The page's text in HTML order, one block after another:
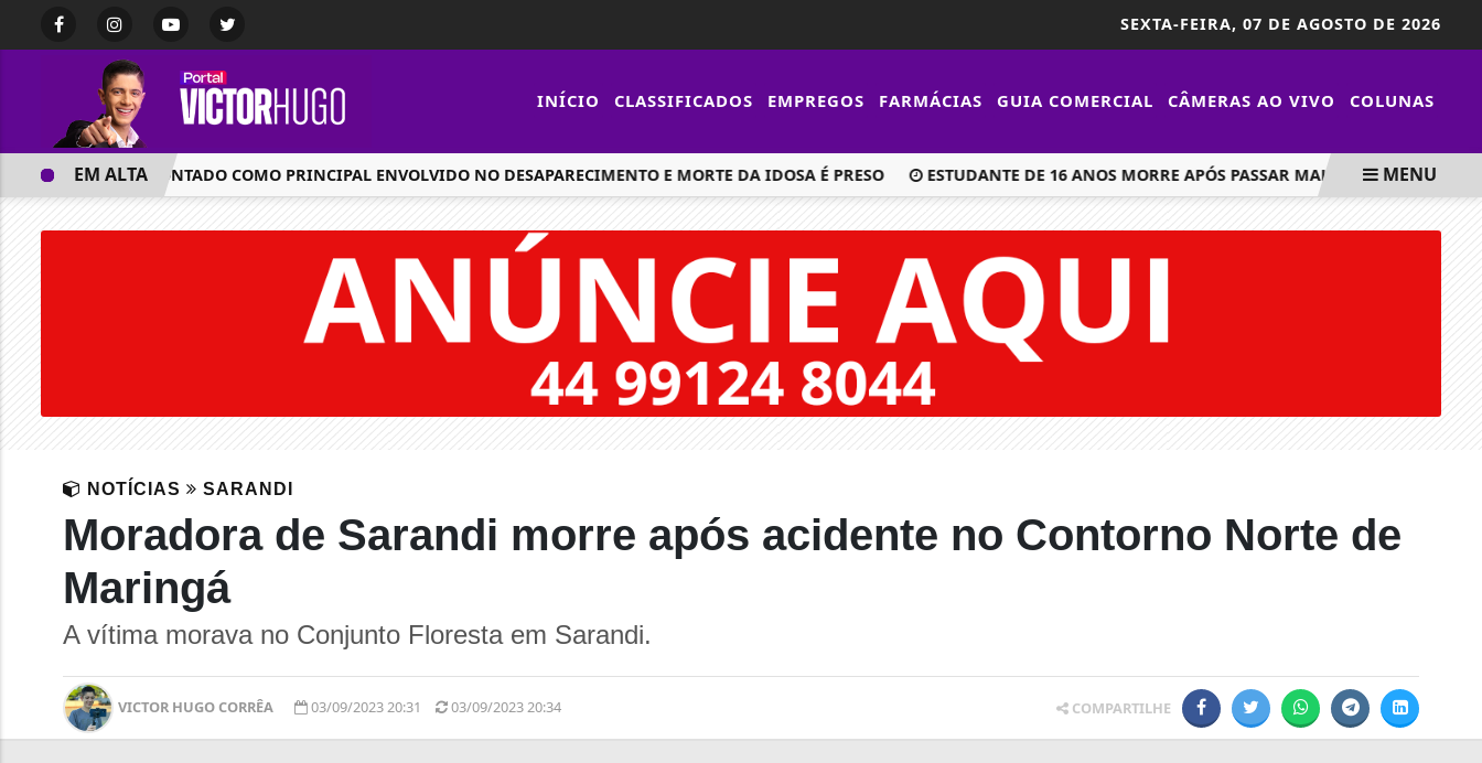
SEXTA-FEIRA, 07 DE AGOSTO DE 2026
INÍCIO CLASSIFICADOS EMPREGOS FARMÁCIAS GUIA COMERCIAL CÂMERAS AO VIVO COLUNAS
HOMEM APONTADO COMO PRINCIPAL ENVOLVIDO NO DESAPARECIMENTO E MORTE DA IDOSA É PRESO ESTUDANTE DE 16 ANOS MORRE APÓS PASSAR MAL DURANTE AULA
EM ALTA MENU
NOTÍCIAS SARANDI
Moradora de Sarandi morre após acidente no Contorno Norte de
Maringá
A vítima morava no Conjunto Floresta em Sarandi.
VICTOR HUGO CORRÊA 03/09/2023 20:31 03/09/2023 20:34 COMPARTILHE